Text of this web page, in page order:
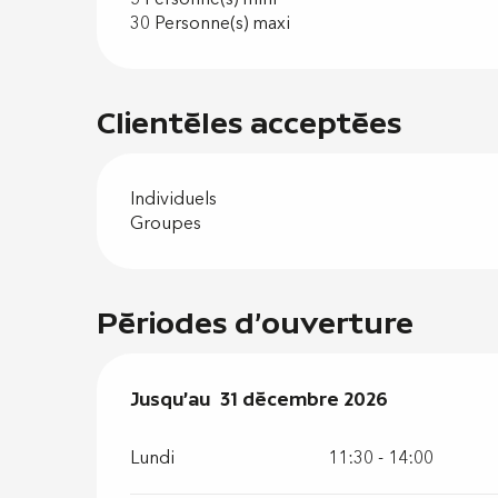
30 Personne(s) maxi
Clientèles acceptées
Individuels
Groupes
Périodes d'ouverture
Du2 janvier 2026au31 décembre
Jusqu'au 31 décembre 2026
Lundi 11:30 - 14:00